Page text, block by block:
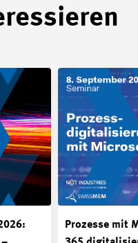
Prozesse mit